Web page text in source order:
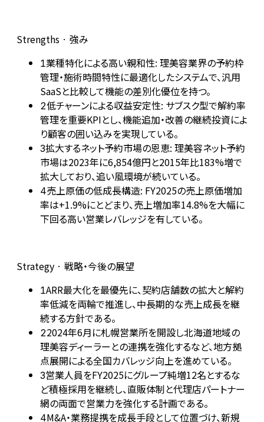
Strengths · 強み
1業種特化による高い親和性: 理美容業界の予約枠
管理・施術時間特性に最適化したシステムで、汎用
SaaSと比較して機能の差別化優位を持つ。
2低チャーンによる収益安定性: サブスク型で解約率
管理を重要KPIとし、機能追加・改善の継続投資によ
り顧客の囲い込みを実現している。
3拡大するネット予約市場の恩恵: 理美容ネット予約
市場は2023年に6,854億円と2015年比183%増で
拡大しており、追い風環境が続いている。
4売上原価の低成長構造: FY2025の売上原価増加
率は+1.9%にとどまり、売上増加率14.8%を大幅に
下回る高い営業レバレッジを有している。
Strategy · 戦略・今後の展望
1ARR最大化を最優先に、契約店舗数の拡大と解約
率低減を両輪で推進し、中長期的な売上成長を継
続する方針である。
22024年6月に札幌営業所を開設し北海道地域の
理美容ディーラーとの連携を強化するなど、地方拠
点展開による全国カバレッジ向上を進めている。
3営業人員をFY2025にグループ純増12名とするな
ど積極採用を継続し、直販体制と代理店パートナー
網の両面で営業力を強化する計画である。
4M&A・業務提携を成長手段として位置づけ、新規